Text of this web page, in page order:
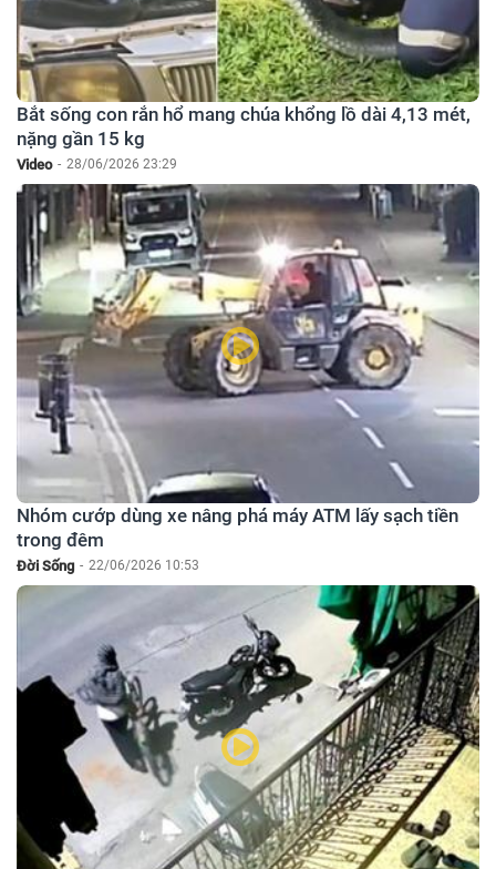
Bắt sống con rắn hổ mang chúa khổng lồ dài 4,13 mét,
nặng gần 15 kg
Video - 28/06/2026 23:29
Nhóm cướp dùng xe nâng phá máy ATM lấy sạch tiền
trong đêm
Đời Sống - 22/06/2026 10:53